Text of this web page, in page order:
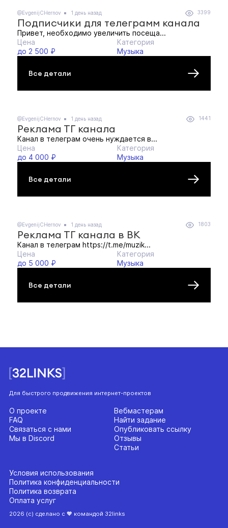
@EvgenijCHernov 1 день назад 3399
Подписчики для телеграмм канала
Привет, необходимо увеличить посеща...
Цена
до 2 500 ₽
Категория
Музыка
Все детали
@EvgenijCHernov 1 день назад 1441
Реклама ТГ канала
Канал в телеграм очень нуждается в...
Цена
до 4 000 ₽
Категория
Музыка
Все детали
@EvgenijCHernov 1 день назад 1803
Реклама ТГ канала в ВК
Канал в телеграм https://t.me/muzik...
Цена
до 5 000 ₽
Категория
Музыка
Все детали
Для быстрого продвижения интернет-проектов
Вебмастерам
Найти задание
Опубликовать ссылку
Отзывы
Статьи
О проекте
FAQ
Связаться с нами
Мы в Discord
Условия использования
Политика конфиденциальности
Политика возврата
Оплата услуг
2026 (с) сделано с 🧡 командой 32links